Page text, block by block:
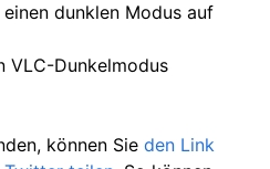
dunklen Modus auf
VLC-Dunkelmodus
können Sie den Link